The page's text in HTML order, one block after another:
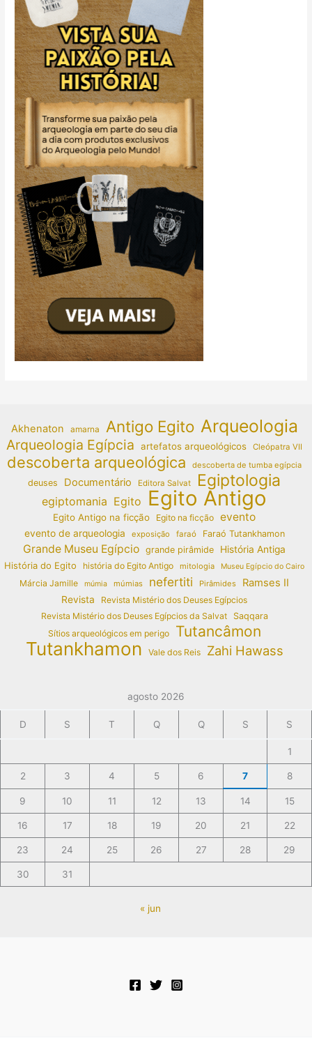
Akhenaton amarna Antigo Egito Arqueologia
Arqueologia Egípcia artefatos arqueológicos Cleópatra VII
descoberta arqueológica descoberta de tumba egípcia
deuses Documentário Editora Salvat Egiptologia
egiptomania Egito Egito Antigo
Egito Antigo na ficção Egito na ficção evento
evento de arqueologia exposição faraó Faraó Tutankhamon
Grande Museu Egípcio grande pirâmide
História Antiga
História do Egito
história do Egito Antigo mitologia Museu Egípcio do Cairo
Márcia Jamille múmia múmias nefertiti Pirâmides Ramses II
Revista
Revista Mistério dos Deuses Egípcios
Revista Mistério dos Deuses Egípcios da Salvat
Saqqara
Sítios arqueológicos em perigo
Tutancâmon
Tutankhamon Vale dos Reis Zahi Hawass
agosto 2026
D S T Q Q S S
1
2 3 4 5 6 7 8
9 10 11 12 13 14 15
16 17 18 19 20 21 22
23 24 25 26 27 28 29
30 31
« jun